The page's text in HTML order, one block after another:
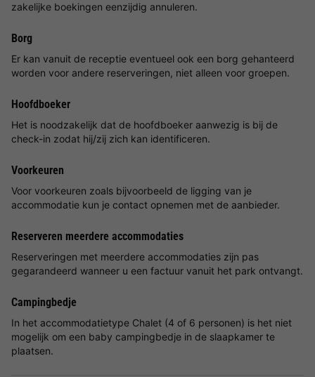
zakelijke boekingen eenzijdig annuleren.
Borg
Er kan vanuit de receptie eventueel ook een borg gehanteerd
worden voor andere reserveringen, niet alleen voor groepen.
Hoofdboeker
Het is noodzakelijk dat de hoofdboeker aanwezig is bij de
check-in zodat hij/zij zich kan identificeren.
Voorkeuren
Voor voorkeuren zoals bijvoorbeeld de ligging van je
accommodatie kun je contact opnemen met de aanbieder.
Reserveren meerdere accommodaties
Reserveringen met meerdere accommodaties zijn pas
gegarandeerd wanneer u een factuur vanuit het park ontvangt.
Campingbedje
In het accommodatietype Chalet (4 of 6 personen) is het niet
mogelijk om een baby campingbedje in de slaapkamer te
plaatsen.